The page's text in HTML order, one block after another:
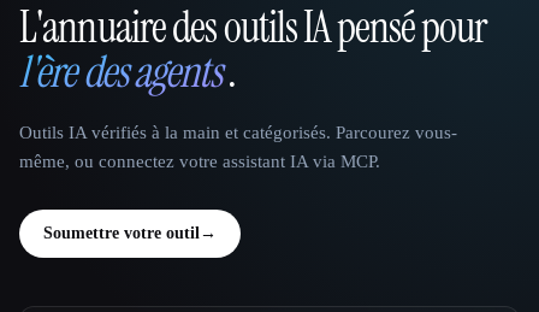
That AI Collection
L'annuaire des outils IA pensé pour
l'ère des agents.
Outils IA vérifiés à la main et catégorisés. Parcourez vous-
même, ou connectez votre assistant IA via MCP.
Soumettre votre outil→